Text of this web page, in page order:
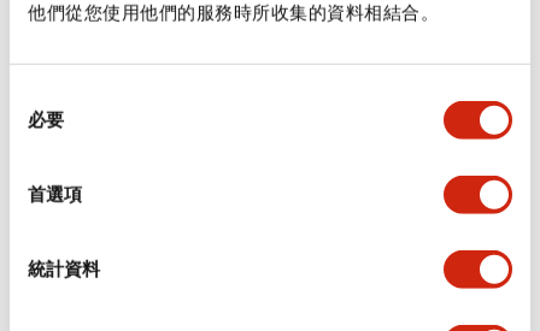
他們從您使用他們的服務時所收集的資料相結合。
必要
首選項
統計資料
審美規範
安裝和安裝規範